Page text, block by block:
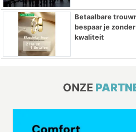
Betaalbare
bespaar je
kwaliteit
ONZE